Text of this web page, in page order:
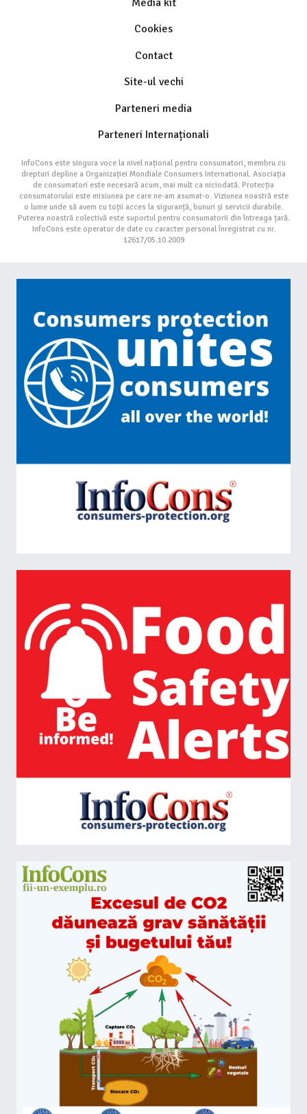
Media kit
Cookies
Contact
Site-ul vechi
Parteneri media
Parteneri Internaționali
InfoCons este singura voce la nivel național pentru consumatori, membru cu
drepturi depline a Organizației Mondiale Consumers International. Asociația
de consumatori este necesară acum, mai mult ca niciodată. Protecția
consumatorului este misiunea pe care ne-am asumat-o. Viziunea noastră este
o lume unde să avem cu toții acces la siguranță, bunuri și servicii durabile.
Puterea noastră colectivă este suportul pentru consumatorii din întreaga țară.
InfoCons este operator de date cu caracter personal înregistrat cu nr.
12617/05.10.2009